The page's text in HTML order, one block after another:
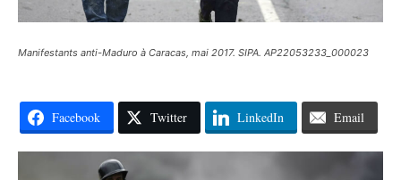
Manifestants anti-Maduro à Caracas, mai 2017. SIPA. AP22053233_000023
Facebook Twitter LinkedIn Email